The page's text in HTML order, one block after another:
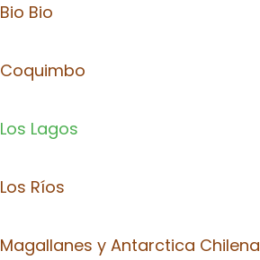
Bio Bio
Coquimbo
Los Lagos
Los Ríos
Magallanes y Antarctica Chilena